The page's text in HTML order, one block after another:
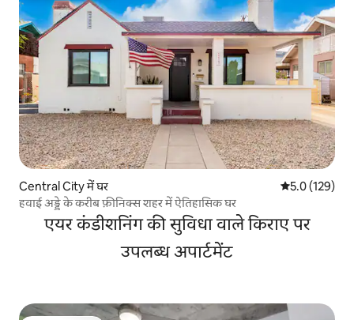
Central City में घर औसत रेटिंग 5 में
5.0 (129)
हवाई अड्डे के करीब फ़ीनिक्स शहर में ऐतिहासिक घर
एयर कंडीशनिंग की सुविधा वाले किराए पर
उपलब्ध अपार्टमेंट